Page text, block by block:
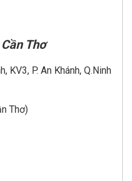
Thơ
KV3, P. An Khánh, Q.Ninh
Thơ)